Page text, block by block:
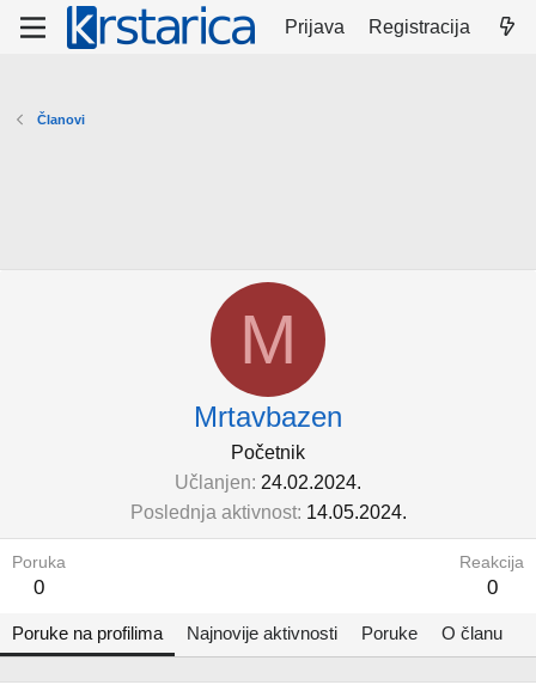
Prijava Registracija
Članovi
M
Mrtavbazen
Početnik
Učlanjen 24.02.2024.
Poslednja aktivnost 14.05.2024.
Poruka
0
Reakcija
0
Poruke na profilima Najnovije aktivnosti Poruke O članu